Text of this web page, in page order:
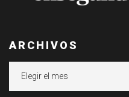
ARCHIVOS